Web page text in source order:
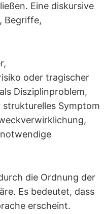
Eine diskursive
Begriffe,
oder tragischer
Disziplinproblem,
Symptom
die Ordnung der
Es bedeutet, dass
erscheint.